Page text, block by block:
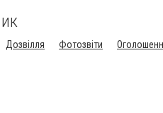
Дозвілля Фотозвіти